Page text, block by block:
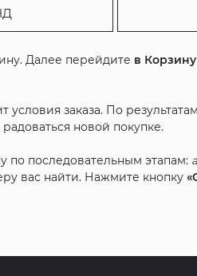
Далее перейдите в Корзину
заказа. По
новой покупке.
последовательным этапам:
вас найти. Нажмите кнопку